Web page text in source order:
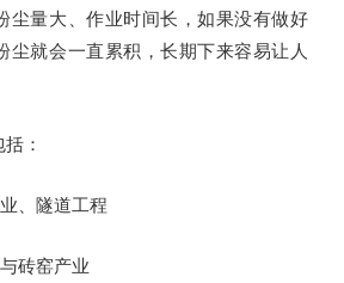
尘量大、作业时间长，如果没有做好
尘就会一直累积，长期下来容易让人
：
、隧道工程
砖窑产业